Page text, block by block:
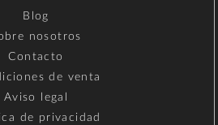
Blog
nosotros
Contacto
de venta
Aviso legal
de privacidad